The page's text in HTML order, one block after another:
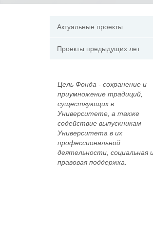
Актуальные проекты
Проекты предыдущих лет
Цель Фонда - сохранение и
приумножение традиций,
существующих в
Университете, а также
содействие выпускникам
Университета в их
профессиональной
деятельности, социальная
правовая поддержка.